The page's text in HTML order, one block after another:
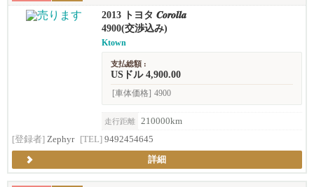
2013 トヨタ 𝑪𝒐𝒓𝒐𝒍𝒍𝒂
4900(交渉込み)
Ktown
支払総額 :
USドル 4,900.00
[車体価格] 4900
走行距離
210000km
[登録者] Zephyr [TEL] 9492454645
詳細